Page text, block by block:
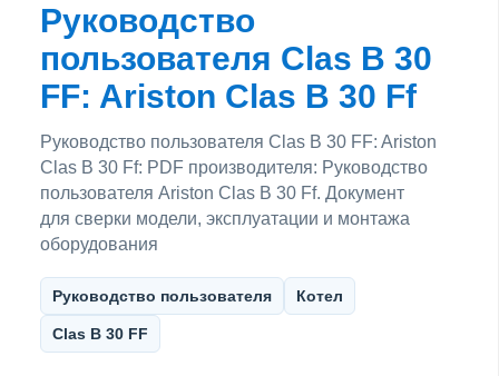
Руководство
пользователя Clas B 30
FF: Ariston Clas B 30 Ff
Руководство пользователя Clas B 30 FF: Ariston
Clas B 30 Ff: PDF производителя: Руководство
пользователя Ariston Clas B 30 Ff. Документ
для сверки модели, эксплуатации и монтажа
оборудования
Руководство пользователя Котел
Clas B 30 FF